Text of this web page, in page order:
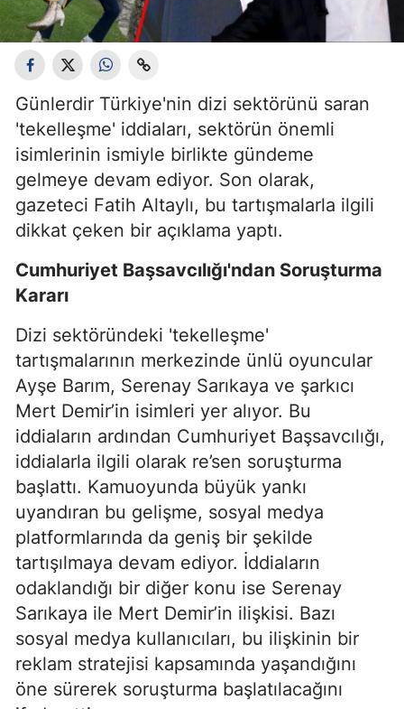
Günlerdir Türkiye'nin dizi sektörünü saran
'tekelleşme' iddiaları, sektörün önemli
isimlerinin ismiyle birlikte gündeme
gelmeye devam ediyor. Son olarak,
gazeteci Fatih Altaylı, bu tartışmalarla ilgili
dikkat çeken bir açıklama yaptı.
Cumhuriyet Başsavcılığı'ndan Soruşturma
Kararı
Dizi sektöründeki 'tekelleşme'
tartışmalarının merkezinde ünlü oyuncular
Ayşe Barım, Serenay Sarıkaya ve şarkıcı
Mert Demir’in isimleri yer alıyor. Bu
iddiaların ardından Cumhuriyet Başsavcılığı,
iddialarla ilgili olarak re’sen soruşturma
başlattı. Kamuoyunda büyük yankı
uyandıran bu gelişme, sosyal medya
platformlarında da geniş bir şekilde
tartışılmaya devam ediyor. İddiaların
odaklandığı bir diğer konu ise Serenay
Sarıkaya ile Mert Demir’in ilişkisi. Bazı
sosyal medya kullanıcıları, bu ilişkinin bir
reklam stratejisi kapsamında yaşandığını
öne sürerek soruşturma başlatılacağını